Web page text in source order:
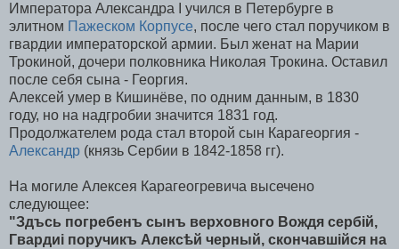
Императора Александра I учился в Петербурге в
элитном Пажеском Корпусе, после чего стал поручиком в
гвардии императорской армии. Был женат на Марии
Трокиной, дочери полковника Николая Трокина. Оставил
после себя сына - Георгия.
Алексей умер в Кишинёве, по одним данным, в 1830
году, но на надгробии значится 1831 год.
Продолжателем рода стал второй сын Карагеоргия -
Александр (князь Сербии в 1842-1858 гг).
На могиле Алексея Карагеогревича высечено
следующее:
"Здъсь погребенъ сынъ верховного Вождя сербiй,
Гвардиi поручикъ Алексѣй черный, скончавшiйся на